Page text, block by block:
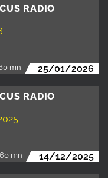
RADIO
mn 25/01/2026
RADIO
60 mn 14/12/2025